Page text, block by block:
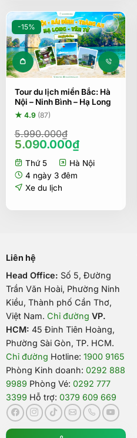
-15%
Tour du lịch miền Bắc: Hà
Nội – Ninh Bình – Hạ Long
★ 4.9 (87)
5.990.000₫
Giá
là:
5.990.000₫.
5.090.000₫Giá
hiện
tại
Thứ 5
Hà Nội
4 ngày 3 đêm
Xe du lịch
Liên hệ
Head Office: Số 5, Đường
Trần Văn Hoài, Phường Ninh
Kiều, Thành phố Cần Thơ,
Việt Nam. Chỉ đường VP.
HCM: 45 Đinh Tiên Hoàng,
Phường Sài Gòn, TP. HCM.
Chỉ đường Hotline: 1900 9165
Phòng Kinh doanh: 0292 888
9989 Phòng Vé: 0292 777
3399 Hỗ trợ: 0379 609 669